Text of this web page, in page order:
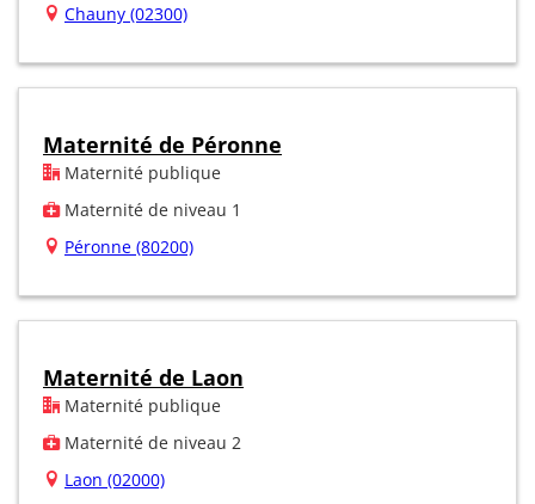
Chauny (02300)
Maternité de Péronne
Maternité publique
Maternité de niveau 1
Péronne (80200)
Maternité de Laon
Maternité publique
Maternité de niveau 2
Laon (02000)